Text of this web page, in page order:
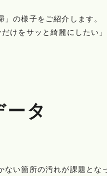
の様子をご紹介します。
けをサッと綺麗にしたい
ータ
い箇所の汚れが課題とな